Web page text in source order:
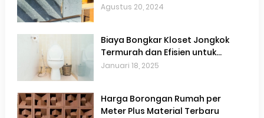
Agustus 20, 2024
Biaya Bongkar Kloset Jongkok
Termurah dan Efisien untuk
Renovasi Kamar Mandi
Januari 18, 2025
Harga Borongan Rumah per
Meter Plus Material Terbaru